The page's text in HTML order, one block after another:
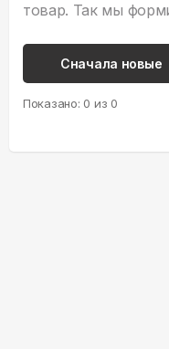
товар. Так мы
Сначала новые
Показано: 0 из 0